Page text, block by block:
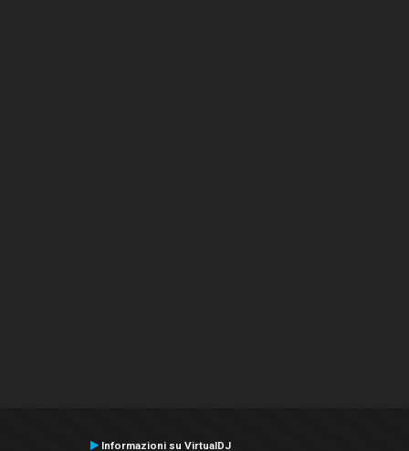
Informazioni su VirtualDJ